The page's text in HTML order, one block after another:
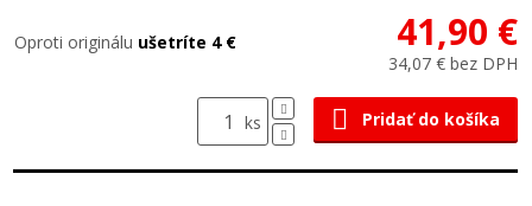
Oproti originálu ušetríte 4 € 41,90 €
34,07 € bez DPH
ks Pridať do košíka